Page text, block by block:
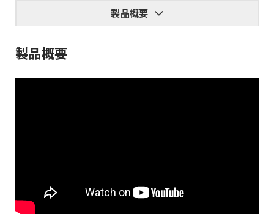
製品概要
製品概要